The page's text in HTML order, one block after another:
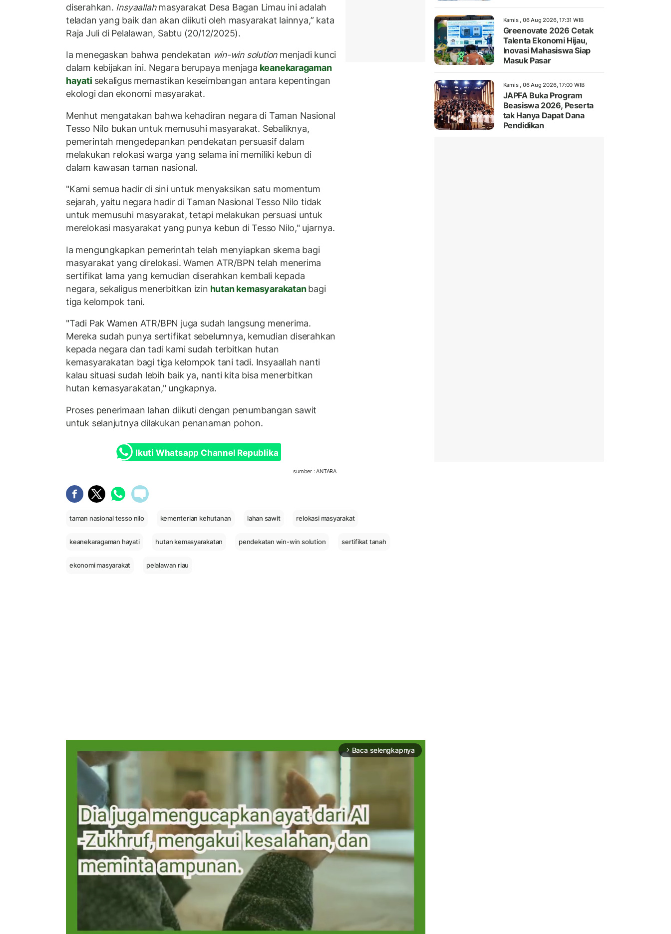
diserahkan. Insyaallahmasyarakat Desa Bagan Limau ini adalah
teladan yang baik dan akan diikuti oleh masyarakat lainnya,” kata
Raja Juli di Pelalawan, Sabtu (20/12/2025).
Ia menegaskan bahwa pendekatan win-win solution menjadi kunci
dalam kebijakan ini. Negara berupaya menjaga keanekaragaman
hayati sekaligus memastikan keseimbangan antara kepentingan
ekologi dan ekonomi masyarakat.
Menhut mengatakan bahwa kehadiran negara di Taman Nasional
Tesso Nilo bukan untuk memusuhi masyarakat. Sebaliknya,
pemerintah mengedepankan pendekatan persuasif dalam
melakukan relokasi warga yang selama ini memiliki kebun di
dalam kawasan taman nasional.
"Kami semua hadir di sini untuk menyaksikan satu momentum
sejarah, yaitu negara hadir di Taman Nasional Tesso Nilo tidak
untuk memusuhi masyarakat, tetapi melakukan persuasi untuk
merelokasi masyarakat yang punya kebun di Tesso Nilo," ujarnya.
Ia mengungkapkan pemerintah telah menyiapkan skema bagi
masyarakat yang direlokasi. Wamen ATR/BPN telah menerima
sertifikat lama yang kemudian diserahkan kembali kepada
negara, sekaligus menerbitkan izin hutan kemasyarakatanbagi
tiga kelompok tani.
"Tadi Pak Wamen ATR/BPN juga sudah langsung menerima.
Mereka sudah punya sertifikat sebelumnya, kemudian diserahkan
kepada negara dan tadi kami sudah terbitkan hutan
kemasyarakatan bagi tiga kelompok tani tadi. Insyaallah nanti
kalau situasi sudah lebih baik ya, nanti kita bisa menerbitkan
hutan kemasyarakatan," ungkapnya.
Proses penerimaan lahan diikuti dengan penumbangan sawit
untuk selanjutnya dilakukan penanaman pohon.
Ikuti Whatsapp Channel Republika
sumber : ANTARA
taman nasional tesso nilo kementerian kehutanan lahan sawit relokasi masyarakat
keanekaragaman hayati hutan kemasyarakatan pendekatan win-win solution sertifikat tanah
ekonomi masyarakat pelalawan riau
arrow_forward_ios Baca selengkapnya
Kamis , 06 Aug 2026, 17:31 WIB
Greenovate 2026 Cetak
Talenta Ekonomi Hijau,
Inovasi Mahasiswa Siap
Masuk Pasar
Kamis , 06 Aug 2026, 17:00 WIB
JAPFA Buka Program
Beasiswa 2026, Peserta
tak Hanya Dapat Dana
Pendidikan